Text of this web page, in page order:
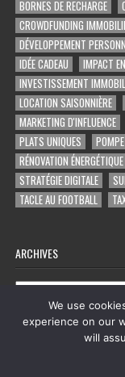
BORNES DE RECHARGE
CROWDFUNDING
DÉVELOPPEMENT
IDÉE CADEAU
IMPACT
INVESTISSEMENT
LOCATION SAISONNIÈRE
MARKETING D'INFLUENCE
PLATS UNIQUES
RÉNOVATION ÉNERGÉTIQUE
STRATÉGIE DIGITALE
TACLE AU FOOTBALL
ARCHIVES
Archives
Copyright ©
We use
experience on our
will